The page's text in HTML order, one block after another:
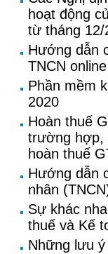
hoạt động
từ tháng 12/
Hướng dẫn
TNCN
Phần mềm
2020
Hoàn thuế
trường hợp,
hoàn thuế
Hướng dẫn
nhân
Sự khác
thuế và Kế
Những lưu ý